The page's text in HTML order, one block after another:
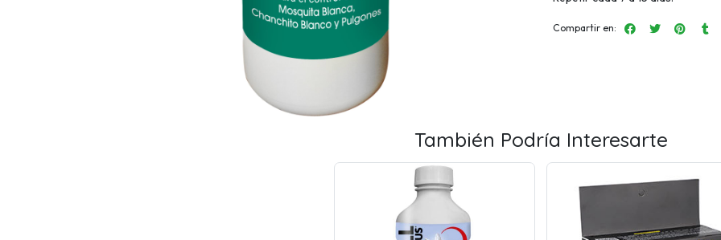
Compartir en:
También Podría Interesarte